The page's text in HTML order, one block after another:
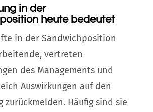
in der
heute bedeutet
in der Sandwichposition
vertreten
des Managements und
Auswirkungen auf den
zurückmelden. Häufig sind sie